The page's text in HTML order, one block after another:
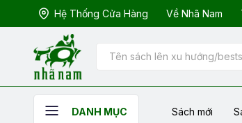
Hệ Thống Cửa Hàng Về Nhã Nam
DANH MỤC Sách mới